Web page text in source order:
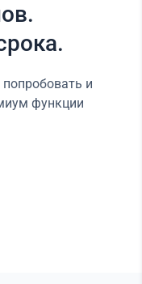
и
функции